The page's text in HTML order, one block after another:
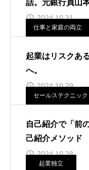
話。元銀行員山
2024.10.31
仕事と家庭の両立
起業はリスクあ
へ。
2024.10.29
セールステクニック
自己紹介で「前
己紹介メソッド
2024.10.28
起業独立